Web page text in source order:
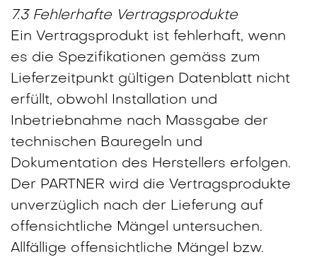
7.3 Fehlerhafte Vertragsprodukte
Ein Vertragsprodukt ist fehlerhaft, wenn
es die Spezifikationen gemäss zum
Lieferzeitpunkt gültigen Datenblatt nicht
erfüllt, obwohl Installation und
Inbetriebnahme nach Massgabe der
technischen Bauregeln und
Dokumentation des Herstellers erfolgen.
Der PARTNER wird die Vertragsprodukte
unverzüglich nach der Lieferung auf
offensichtliche Mängel untersuchen.
Allfällige offensichtliche Mängel bzw.